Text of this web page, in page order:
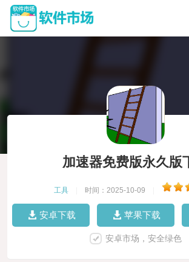
加速器免费版永久版
工具 时间：2025-10-09
安卓下载 苹果下载
安卓市场，安全绿色